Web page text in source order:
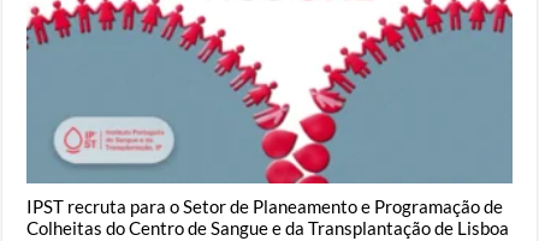
IPST recruta para o Setor de Planeamento e Programação de
Colheitas do Centro de Sangue e da Transplantação de Lisboa